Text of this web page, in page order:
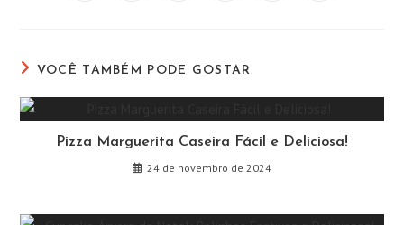
VOCÊ TAMBÉM PODE GOSTAR
Pizza Marguerita Caseira Fácil e Deliciosa!
24 de novembro de 2024